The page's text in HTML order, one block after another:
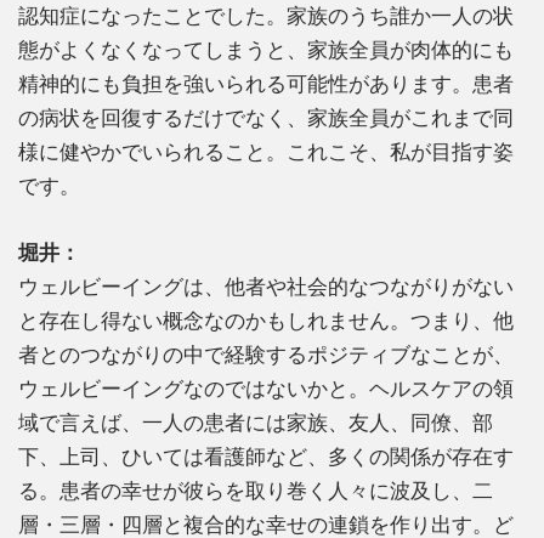
認知症になったことでした。家族のうち誰か一人の状
態がよくなくなってしまうと、家族全員が肉体的にも
精神的にも負担を強いられる可能性があります。患者
の病状を回復するだけでなく、家族全員がこれまで同
様に健やかでいられること。これこそ、私が目指す姿
です。
堀井：
ウェルビーイングは、他者や社会的なつながりがない
と存在し得ない概念なのかもしれません。つまり、他
者とのつながりの中で経験するポジティブなことが、
ウェルビーイングなのではないかと。ヘルスケアの領
域で言えば、一人の患者には家族、友人、同僚、部
下、上司、ひいては看護師など、多くの関係が存在す
る。患者の幸せが彼らを取り巻く人々に波及し、二
層・三層・四層と複合的な幸せの連鎖を作り出す。ど